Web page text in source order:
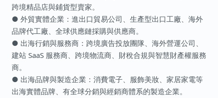
跨境精品店與鋪貨型賣家。
● 外貿實體企業：進出口貿易公司、生產型出口工廠、海外
品牌代工廠、全球供應鏈採購與供應商。
● 出海行銷與服務商：跨境廣告投放團隊、海外營運公司、
建站 SaaS 服務商、跨境物流商、財稅合規與智慧財產權服務
商。
● 出海品牌與製造企業：消費電子、服飾美妝、家居家電等
出海實體品牌、有全球分銷與經銷商體系的製造企業。